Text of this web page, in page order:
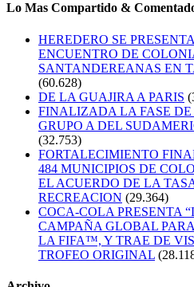
Lo Mas Compartido &
HEREDERO SE
ENCUENTRO DE
SANTANDEREANAS EN
(60.628)
DE LA GUAJIRA A PARIS
FINALIZADA LA FASE DE
GRUPO A DEL
(32.753)
FORTALECIMIENTO
484 MUNICIPIOS DE
EL ACUERDO DE LA
RECREACION (29.364)
COCA-COLA PRESENTA
CAMPAÑA GLOBAL
LA FIFA™, Y TRAE DE
TROFEO ORIGINAL